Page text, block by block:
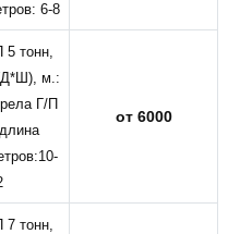
6-8
5 тонн,
м.:
Г/П
от 6000
7 тонн,